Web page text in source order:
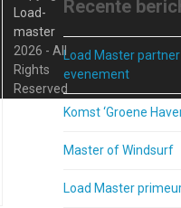
Recente
Load Master
evenement
Komst ‘Groene
Master of Windsurf
Load Master
Load-
master
2026 - All
Rights
Reserved